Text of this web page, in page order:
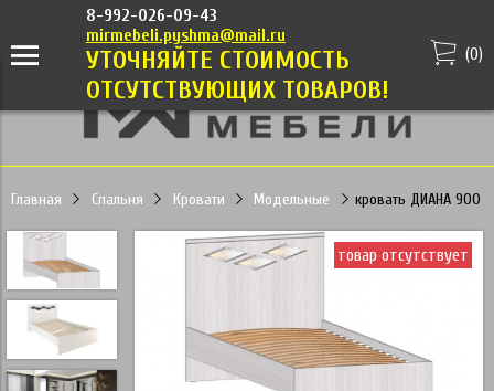
8-992-026-09-43
mirmebeli.pyshma@mail.ru
УТОЧНЯЙТЕ СТОИМОСТЬ
ОТСУТСТВУЮЩИХ ТОВАРОВ!
(0)
Главная Спальня Кровати Модельные кровать ДИАНА 900
товар отсутствует